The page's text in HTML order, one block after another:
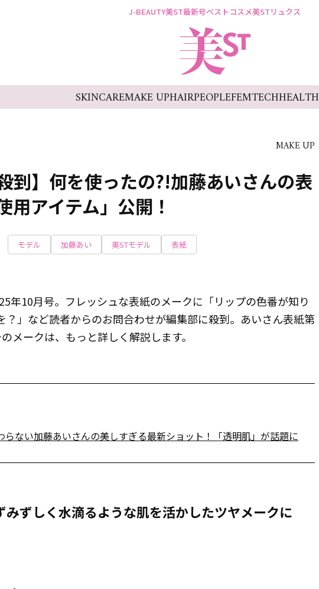
J-BEAUTY美ST最新号ベストコスメ美STリュクス
SKINCAREMAKE UPHAIRPEOPLEFEMTECHHEALTH
MAKE UP
到】何を使ったの?!加藤あいさんの表
用アイテム」公開！
モデル 加藤あい 美STモデル 表紙
年10月号。フレッシュな表紙のメークに「リップの色番が知り
？」など読者からのお問合わせが編集部に殺到。あいさん表紙第
メークは、もっと詳しく解説します。
らない加藤あいさんの美しすぎる最新ショット！「透明肌」が話題に
みずしく水滴るような肌を活かしたツヤメークに